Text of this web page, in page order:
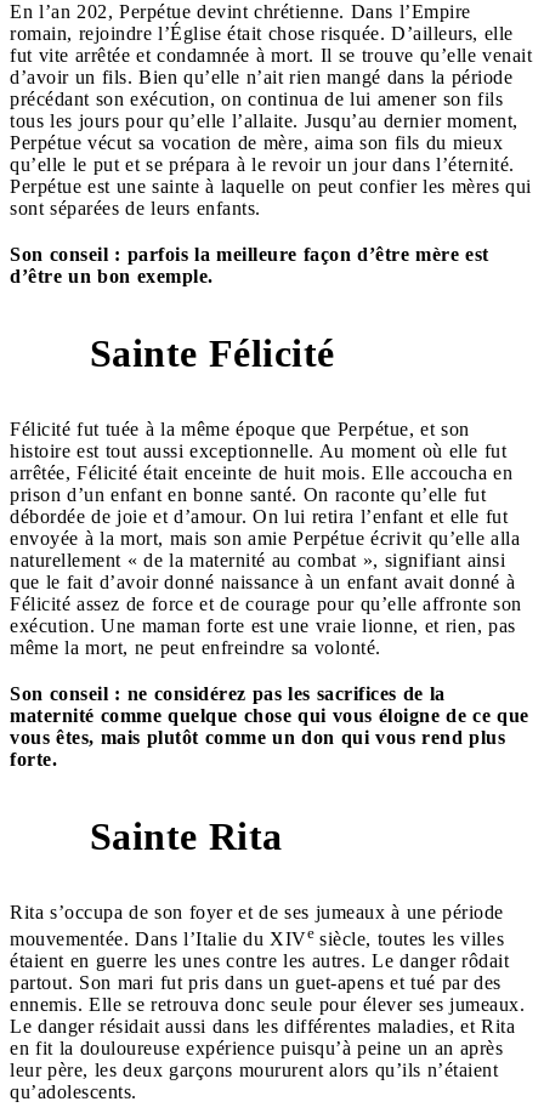
En l’an 202, Perpétue devint chrétienne. Dans l’Empire
romain, rejoindre l’Église était chose risquée. D’ailleurs, elle
fut vite arrêtée et condamnée à mort. Il se trouve qu’elle venait
d’avoir un fils. Bien qu’elle n’ait rien mangé dans la période
précédant son exécution, on continua de lui amener son fils
tous les jours pour qu’elle l’allaite. Jusqu’au dernier moment,
Perpétue vécut sa vocation de mère, aima son fils du mieux
qu’elle le put et se prépara à le revoir un jour dans l’éternité.
Perpétue est une sainte à laquelle on peut confier les mères qui
sont séparées de leurs enfants.
Son conseil : parfois la meilleure façon d’être mère est
d’être un bon exemple.
Sainte Félicité
Félicité fut tuée à la même époque que Perpétue, et son
histoire est tout aussi exceptionnelle. Au moment où elle fut
arrêtée, Félicité était enceinte de huit mois. Elle accoucha en
prison d’un enfant en bonne santé. On raconte qu’elle fut
débordée de joie et d’amour. On lui retira l’enfant et elle fut
envoyée à la mort, mais son amie Perpétue écrivit qu’elle alla
naturellement « de la maternité au combat », signifiant ainsi
que le fait d’avoir donné naissance à un enfant avait donné à
Félicité assez de force et de courage pour qu’elle affronte son
exécution. Une maman forte est une vraie lionne, et rien, pas
même la mort, ne peut enfreindre sa volonté.
Son conseil : ne considérez pas les sacrifices de la
maternité comme quelque chose qui vous éloigne de ce que
vous êtes, mais plutôt comme un don qui vous rend plus
forte.
Sainte Rita
Rita s’occupa de son foyer et de ses jumeaux à une période
mouvementée. Dans l’Italie du XIVe siècle, toutes les villes
étaient en guerre les unes contre les autres. Le danger rôdait
partout. Son mari fut pris dans un guet-apens et tué par des
ennemis. Elle se retrouva donc seule pour élever ses jumeaux.
Le danger résidait aussi dans les différentes maladies, et Rita
en fit la douloureuse expérience puisqu’à peine un an après
leur père, les deux garçons moururent alors qu’ils n’étaient
qu’adolescents.